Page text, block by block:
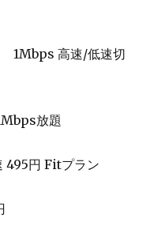
高速/低速切
放題
円 Fitプラン